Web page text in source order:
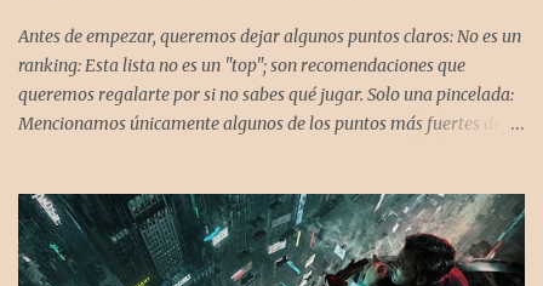
Antes de empezar, queremos dejar algunos puntos claros: No es un
ranking: Esta lista no es un "top"; son recomendaciones que
queremos regalarte por si no sabes qué jugar. Solo una pincelada:
Mencionamos únicamente algunos de los puntos más fuertes de
asegurar que, al menos uno, se adapte a tus gustos. Si te gusta este
tipo de contenido, háznoslo saber para crear nuevas entradas con
otros doce juegos imprescindibles. Cuphead En la mente de los dos